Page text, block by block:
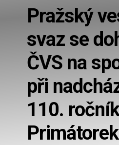
Pražský
svaz se
ČVS na
při
110.
Primátorek